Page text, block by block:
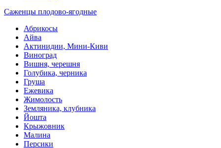
Саженцы плодово-ягодные
Абрикосы
Айва
Актинидии, Мини-Киви
Виноград
Вишня, черешня
Голубика, черника
Груша
Ежевика
Жимолость
Земляника, клубника
Йошта
Крыжовник
Малина
Персики